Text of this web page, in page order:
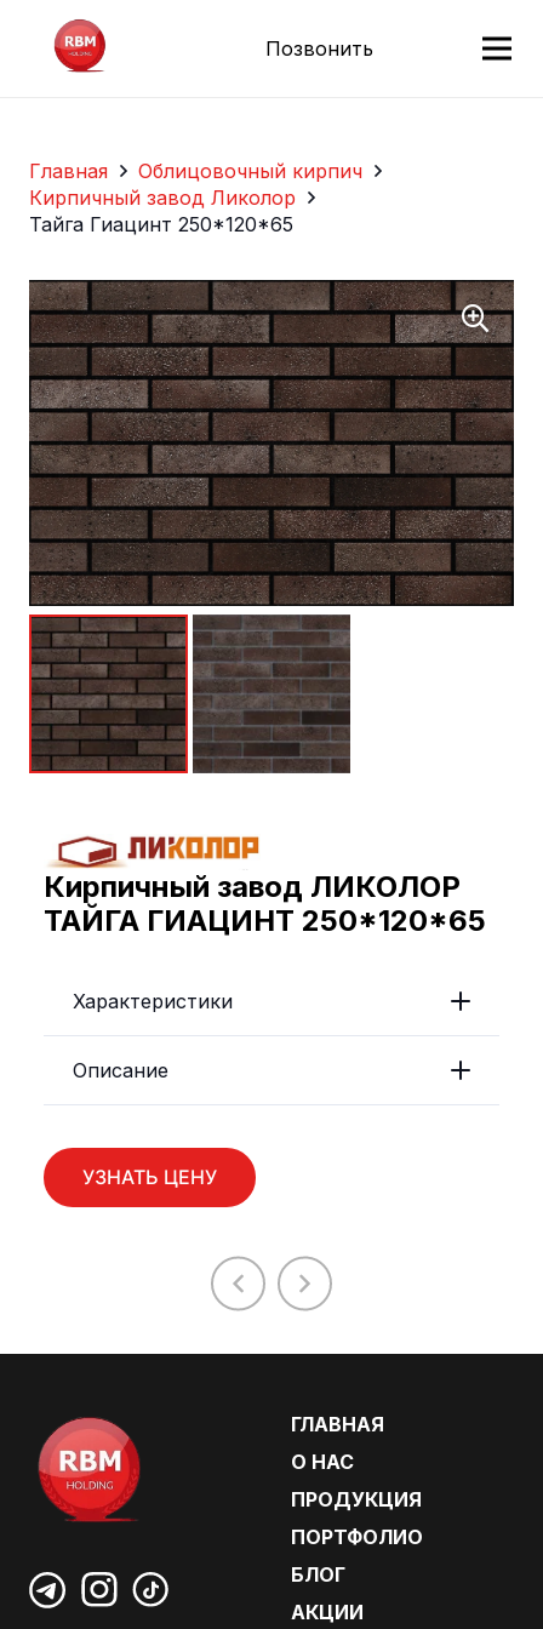
Позвонить
Главная
Облицовочный кирпич
Кирпичный завод Ликолор
Тайга Гиацинт 250*120*65
Кирпичный завод ЛИКОЛОР
ТАЙГА ГИАЦИНТ 250*120*65
Характеристики
Описание
УЗНАТЬ ЦЕНУ
ГЛАВНАЯ
О НАС
ПРОДУКЦИЯ
ПОРТФОЛИО
БЛОГ
АКЦИИ